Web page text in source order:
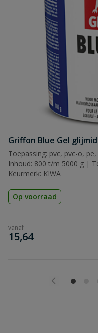
Griffon Blue Gel
Toepassing: pvc, pvc-o,
Inhoud: 800 t/m 5000 g |
Keurmerk: KIWA
Op voorraad
vanaf
€
15,64